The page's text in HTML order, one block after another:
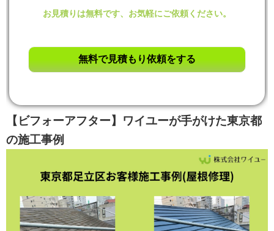
お見積りは無料です、お気軽にご依頼ください。
【ビフォーアフター】ワイユーが手がけた東京都
の施工事例